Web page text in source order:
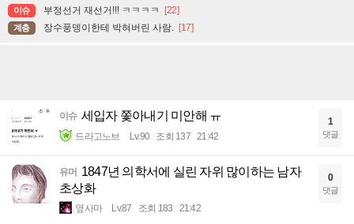
이슈 부정선거 재선거!!! ㅋㅋㅋㅋ [22]
계층 장수풍뎅이한테 박혀버린 사람. [17]
이슈 세입자 쫓아내기 미안해 ㅠ
드라고노브 Lv.90 조회 137 21:42
1
댓글
유머 1847년 의학서에 실린 자위 많이하는 남자
초상화
옆사마 Lv.87 조회 183 21:42
0
댓글